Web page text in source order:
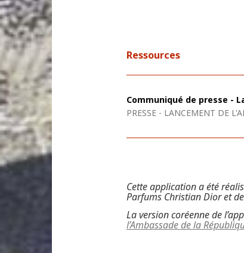
Ressources
Communiqué de presse -
PRESSE - LANCEMENT DE
Cette application a été
Parfums Christian Dior et
La version coréenne de
l’Ambassade de la